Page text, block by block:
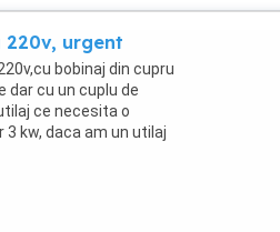
220v, urgent
bobinaj din cupru
dar cu un cuplu de
ce necesita o
kw, daca am un utilaj